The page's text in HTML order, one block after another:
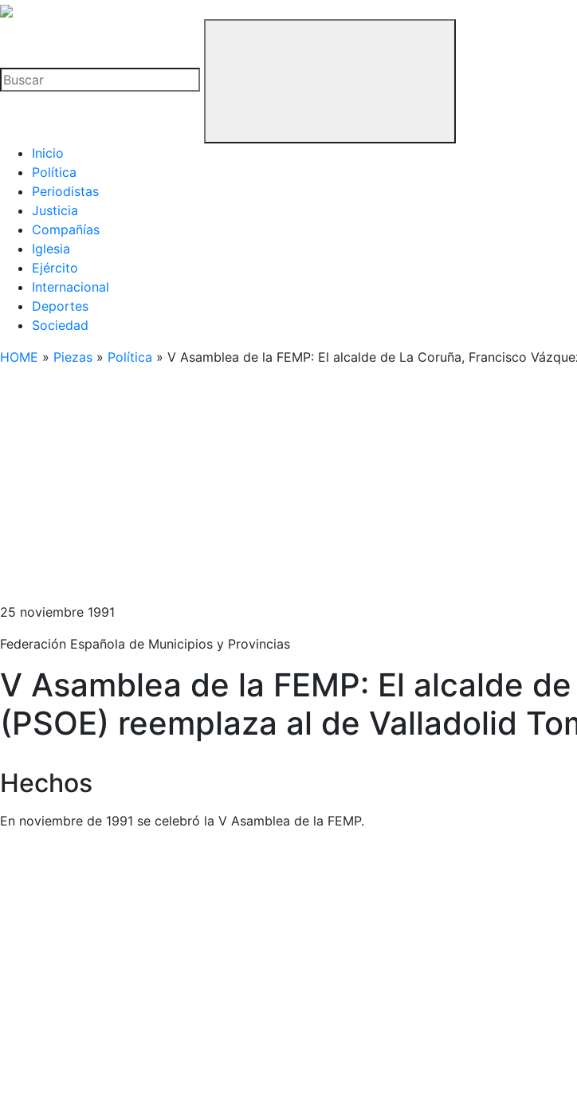
La
Buitre
Inicio
Política
Periodistas
Justicia
Compañías
Iglesia
Ejército
Internacional
Deportes
Sociedad
HOME » Piezas » Política » V Asamblea de la FEMP: El alcalde de La Coruña, Francisco
25 noviembre 1991
Federación Española de Municipios y Provincias
V Asamblea de la FEMP: El alcalde
(PSOE) reemplaza al de Valladolid
Hechos
En noviembre de 1991 se celebró la V Asamblea de la FEMP.